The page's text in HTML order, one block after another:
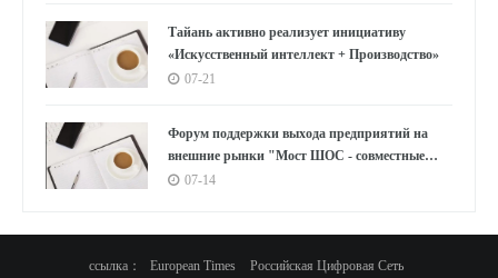
Тайань активно реализует инициативу
«Искусственный интеллект + Производство»
07-21
Форум поддержки выхода предприятий на
внешние рынки "Мост ШОС - совместные
усилия России и Китая"
07-14
ссылка： European Times Российская Цифровая Сеть